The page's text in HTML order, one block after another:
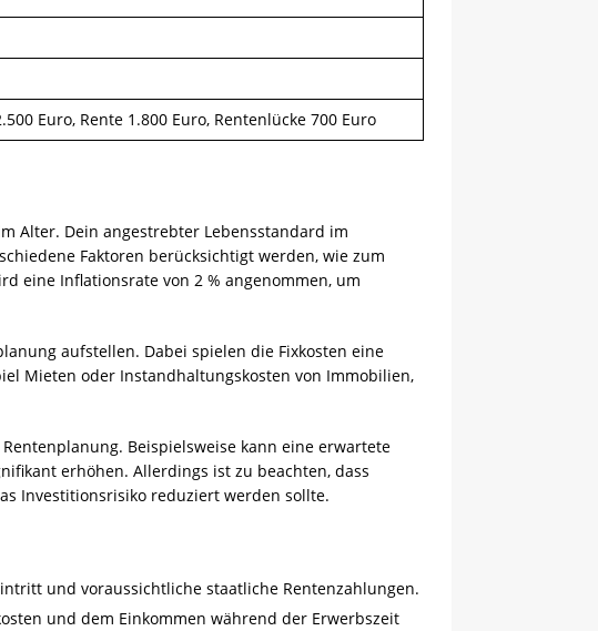
Euro, Rente 1.800 Euro, Rentenlücke 700 Euro
Alter. Dein angestrebter Lebensstandard im
Faktoren berücksichtigt werden, wie zum
eine Inflationsrate von 2 % angenommen, um
aufstellen. Dabei spielen die Fixkosten eine
Mieten oder Instandhaltungskosten von Immobilien,
Beispielsweise kann eine erwartete
erhöhen. Allerdings ist zu beachten, dass
Investitionsrisiko reduziert werden sollte.
und voraussichtliche staatliche Rentenzahlungen.
und dem Einkommen während der Erwerbszeit